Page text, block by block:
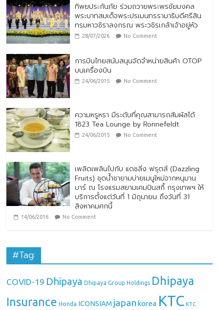
28/07/2026 No Comment
ทิพยประกันภัย ร่วมถวายพระพรชัยมงคล
พระบาทสมเด็จพระปรเมนทรรามาธิบดีศรีสิน
ทรมหาวชิราลงกรณ พระวชิรเกล้าเจ้าอยู่หัว
28/07/2026 No Comment
การบินไทยสนับสนุนจัดจำหน่ายสินค้า OTOP
บนเครื่องบิน
24/06/2015 No Comment
ความหรูหรา มีระดับที่คุณสามารถสัมผัสได้
1823 Tea Lounge by Ronnefeldt
24/06/2015 No Comment
เพลิดเพลินไปกับ แดซลิ่ง ฟรุตส์ (Dazzling
Fruits) ชุดน้ำชายามบ่ายเมนูใหม่จากหนุมาน
บาร์ ณ โรงแรมสยามเคมปินสกี้ กรุงเทพฯ ให้
บริการตั้งแต่วันที่ 1 มิถุนายน ถึงวันที่ 31
สิงหาคมศกนี้
14/06/2016 No Comment
#Tag:
COVID-19 Dhipaya Dhipaya Group Holdings Dhipaya
Insurance Honda ICONSIAM japan korea KTC KTC